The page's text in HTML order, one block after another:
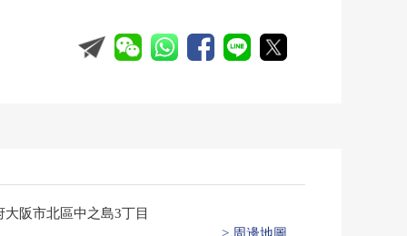
大阪市北區中之島3丁目